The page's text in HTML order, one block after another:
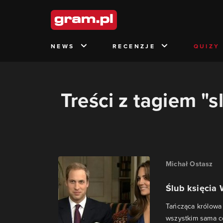
NEWS RECENZJE QUIZY
Treści z tagiem
Michał Ostasz
Ślub księcia
Tańcząca
wszystkim sama